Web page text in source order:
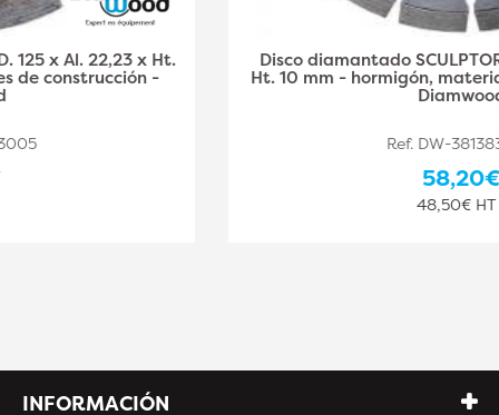
Disco diamantado SCULPTOR D. 230 x Al. 22,23 x
Ht. 10 mm - hormigón, materiales de construcción -
INFORMACIÓN